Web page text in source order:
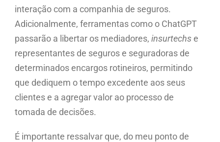
interação com a companhia de seguros.
Adicionalmente, ferramentas como o ChatGPT
passarão a libertar os mediadores, insurtechse
representantes de seguros e seguradoras de
determinados encargos rotineiros, permitindo
que dediquem o tempo excedente aos seus
clientes e a agregar valor ao processo de
tomada de decisões.
É importante ressalvar que, do meu ponto de